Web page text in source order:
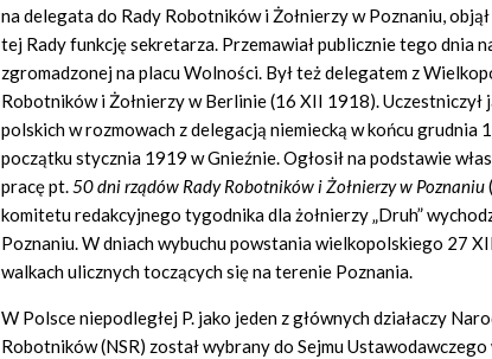
na delegata do Rady Robotników i Żołnierzy w Poznaniu,
tej Rady funkcję sekretarza. Przemawiał publicznie tego dnia
zgromadzonej na placu Wolności. Był też delegatem z
Robotników i Żołnierzy w Berlinie (16 XII 1918). Uczestniczył
polskich w rozmowach z delegacją niemiecką w końcu grudnia
początku stycznia 1919 w Gnieźnie. Ogłosił na podstawie
pracę pt.50 dni rządów Rady Robotników i Żołnierzy w Poznaniu
komitetu redakcyjnego tygodnika dla żołnierzy „Druh”
Poznaniu. W dniach wybuchu powstania wielkopolskiego 27
walkach ulicznych toczących się na terenie Poznania.
W Polsce niepodległej P. jako jeden z głównych działaczy
Robotników (NSR) został wybrany do Sejmu